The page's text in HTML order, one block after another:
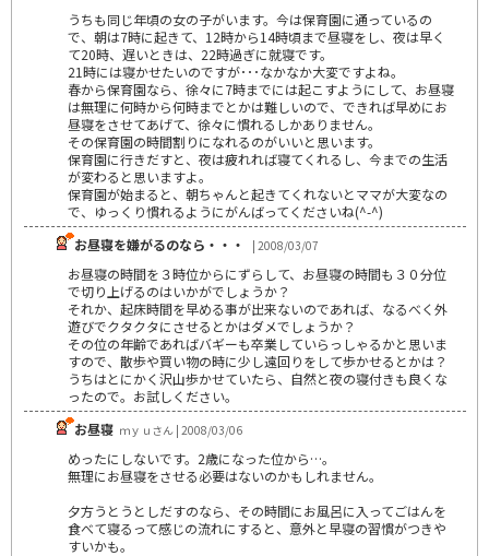
うちも同じ年頃の女の子がいます。今は保育園に通っているの
で、朝は7時に起きて、12時から14時頃まで昼寝をし、夜は早く
て20時、遅いときは、22時過ぎに就寝です。
21時には寝かせたいのですが･･･なかなか大変ですよね。
春から保育園なら、徐々に7時までには起こすようにして、お昼寝
は無理に何時から何時までとかは難しいので、できれば早めにお
昼寝をさせてあげて、徐々に慣れるしかありません。
その保育園の時間割りになれるのがいいと思います。
保育園に行きだすと、夜は疲れれば寝てくれるし、今までの生活
が変わると思いますよ。
保育園が始まると、朝ちゃんと起きてくれないとママが大変なの
で、ゆっくり慣れるようにがんばってくださいね(^-^)
お昼寝を嫌がるのなら・・・
| 2008/03/07
お昼寝の時間を３時位からにずらして、お昼寝の時間も３０分位
で切り上げるのはいかがでしょうか？
それか、起床時間を早める事が出来ないのであれば、なるべく外
遊びでクタクタにさせるとかはダメでしょうか？
その位の年齢であればバギーも卒業していらっしゃるかと思いま
すので、散歩や買い物の時に少し遠回りをして歩かせるとかは？
うちはとにかく沢山歩かせていたら、自然と夜の寝付きも良くな
ったので。お試しください。
お昼寝 ｍｙｕさん | 2008/03/06
めったにしないです。2歳になった位から…。
無理にお昼寝をさせる必要はないのかもしれません。
夕方うとうとしだすのなら、その時間にお風呂に入ってごはんを
食べて寝るって感じの流れにすると、意外と早寝の習慣がつきや
すいかも。